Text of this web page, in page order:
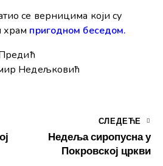
се верницима који су
храм пригодном беседом.
Недељковић
СЛЕДЕЋЕ
Недеља сиропусна у
Покровској цркви